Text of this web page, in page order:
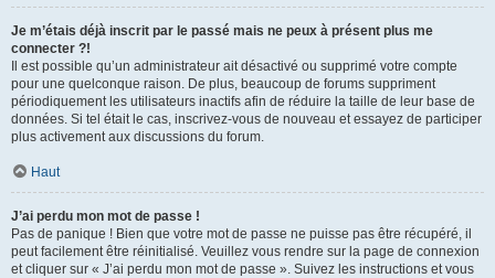
Je m’étais déjà inscrit par le passé mais ne peux à présent plus me
connecter ?!
Il est possible qu’un administrateur ait désactivé ou supprimé votre compte
pour une quelconque raison. De plus, beaucoup de forums suppriment
périodiquement les utilisateurs inactifs afin de réduire la taille de leur base de
données. Si tel était le cas, inscrivez-vous de nouveau et essayez de participer
plus activement aux discussions du forum.
Haut
J’ai perdu mon mot de passe !
Pas de panique ! Bien que votre mot de passe ne puisse pas être récupéré, il
peut facilement être réinitialisé. Veuillez vous rendre sur la page de connexion
et cliquer sur « J’ai perdu mon mot de passe ». Suivez les instructions et vous